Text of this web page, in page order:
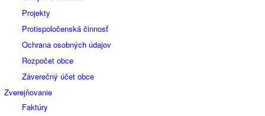
Projekty
Protispoločenská činnosť
Ochrana osobných údajov
Rozpočet obce
Záverečný účet obce
Zverejňovanie
Faktúry